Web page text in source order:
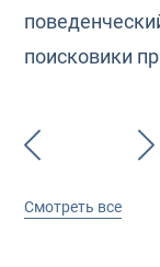
поисковики
Смотреть все